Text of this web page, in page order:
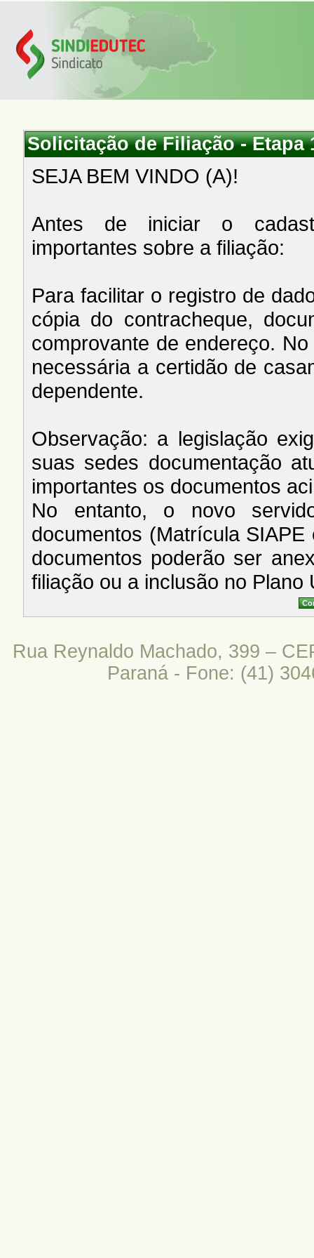
Solicitação de Filiação - Etapa
SEJA BEM VINDO (A)!
Antes de iniciar o
importantes sobre a filiação:
Para facilitar o registro de
cópia do contracheque,
comprovante de endereço.
necessária a certidão de
dependente.
Observação: a legislação
suas sedes documentação
importantes os documentos
No entanto, o novo
documentos (Matrícula
documentos poderão ser
filiação ou a inclusão no Plano
Rua Reynaldo Machado, 399 –
Paraná - Fone: (41)